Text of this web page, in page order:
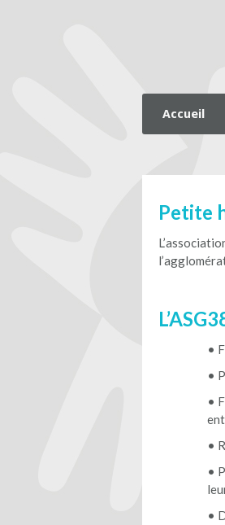
Accueil
Petite
•
•
•
•
•
•